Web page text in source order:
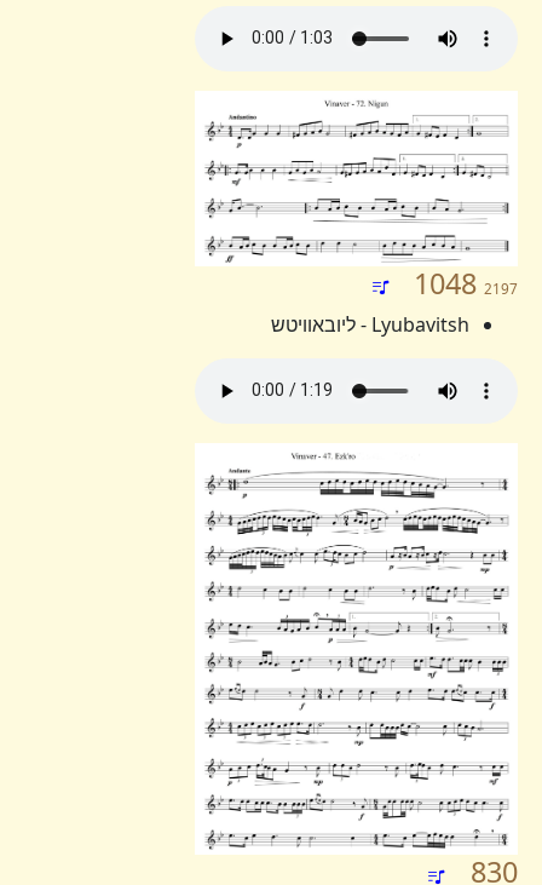
1048 2197
Lyubavitsh - ליובאוויטש
830